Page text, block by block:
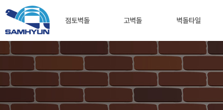
팀
헬
스
점토벽돌 고벽돌 벽돌타일